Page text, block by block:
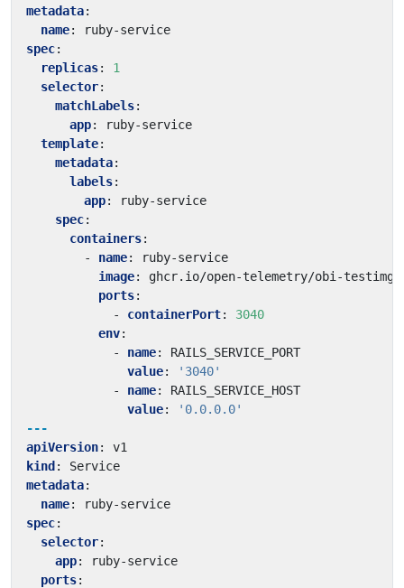
metadata:
name:
ruby-service
spec:
replicas:
1
selector:
matchLabels:
app:
ruby-service
template:
metadata:
labels:
app:
ruby-service
spec:
containers:
- name:
ruby-service
image:
ghcr.io/open-telemetry/obi-
ports:
- containerPort:
3040
env:
- name:
RAILS_SERVICE_PORT
value:
'3040'
- name:
RAILS_SERVICE_HOST
value:
'0.0.0.0'
---
apiVersion:
v1
kind :
Service
metadata:
name:
ruby-service
spec:
selector:
app:
ruby-service
ports: